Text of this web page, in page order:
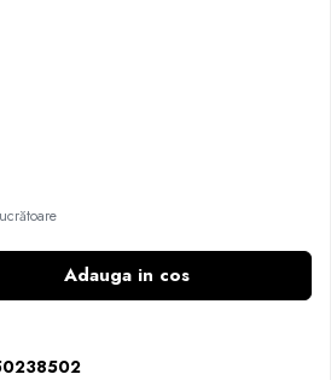
Adauga in cos